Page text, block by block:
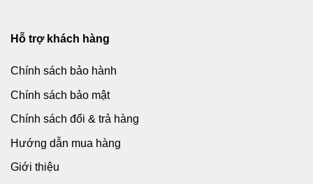
Hỗ trợ khách hàng
Chính sách bảo hành
Chính sách bảo mật
Chính sách đổi & trả hàng
Hướng dẫn mua hàng
Giới thiệu